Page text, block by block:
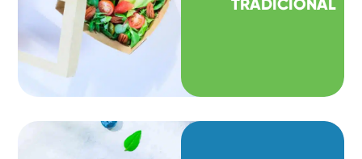
TRADICIONAL